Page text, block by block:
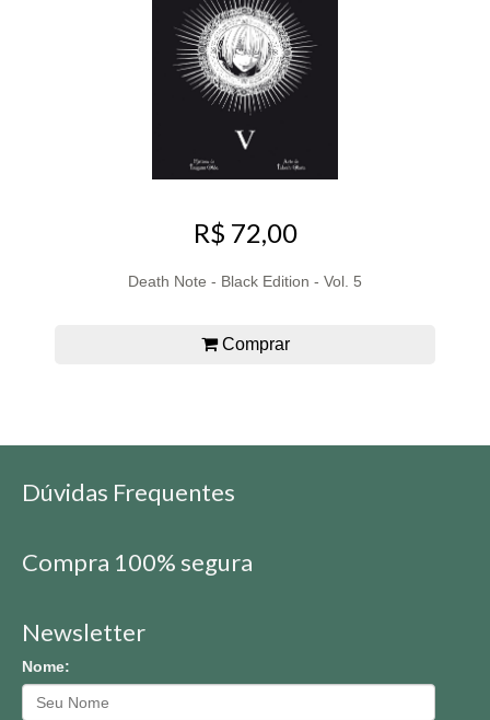
R$ 72,00
Death Note - Black Edition - Vol. 5
Comprar
Dúvidas Frequentes
Compra 100% segura
Newsletter
Nome: